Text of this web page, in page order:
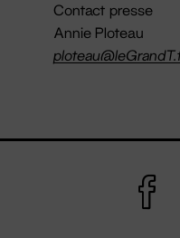
Contact presse
Annie Ploteau